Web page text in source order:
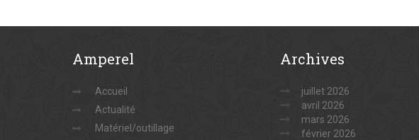
Amperel
Accueil
Actualité
Matériel/outillage
Archives
juillet 2026
avril 2026
mars 2026
février 2026